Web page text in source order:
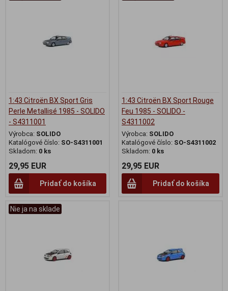
1:43 Citroën BX Sport Gris
Perle Metallisé 1985 - SOLIDO
- S4311001
Výrobca: SOLIDO
Katalógové číslo: SO-S4311001
Skladom: 0 ks
29,95 EUR
Pridať do košíka
1:43 Citroën BX Sport Rouge
Feu 1985 - SOLIDO -
S4311002
Výrobca: SOLIDO
Katalógové číslo: SO-S4311002
Skladom: 0 ks
29,95 EUR
Pridať do košíka
Nie ja na sklade